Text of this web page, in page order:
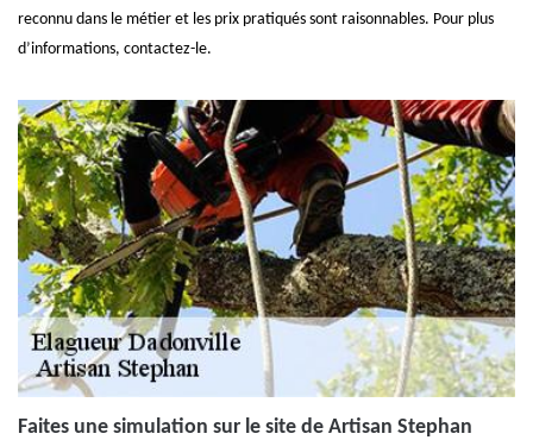
reconnu dans le métier et les prix pratiqués sont raisonnables. Pour plus
d’informations, contactez-le.
Faites une simulation sur le site de Artisan Stephan